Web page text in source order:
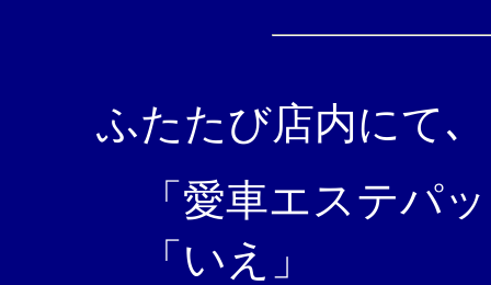
ふたたび店内にて､
「愛車エステパ
「いえ」